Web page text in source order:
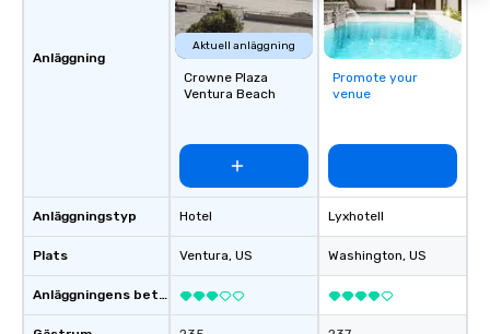
Anläggning
Anläggningstyp
Plats
Anläggningens betyg
Aktuell anläggning
Crowne Plaza
Ventura Beach
Hotel
Ventura, US
Promote your
venue
Lyxhotell
Washington, US